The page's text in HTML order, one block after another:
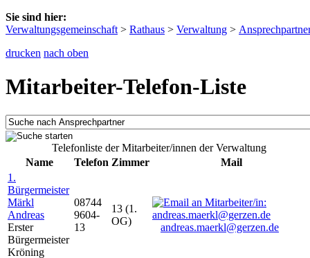
Sie sind hier:
Verwaltungsgemeinschaft > Rathaus > Verwaltung >
drucken nach oben
Mitarbeiter-Telefon-Liste
Telefonliste der Mitarbeiter/innen der Verwaltung
Name
Telefon Zimmer
Mail
1.
Bürgermeister
Märkl
Andreas
Erster
Bürgermeister
Kröning
08744
9604-
13
13 (1.
OG)
andreas.maerkl@gerzen.de